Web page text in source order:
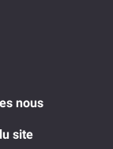
nous
site